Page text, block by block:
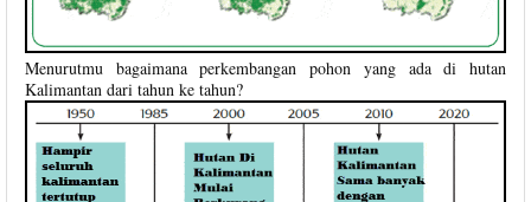
Menurutmu bagaimana perkembangan pohon yang ada di hutan
Kalimantan dari tahun ke tahun?